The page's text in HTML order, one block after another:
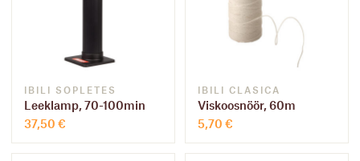
IBILI SOPLETES
Leeklamp, 70-100min
37,50 €
IBILI CLASICA
Viskoosnöör, 60m
5,70 €